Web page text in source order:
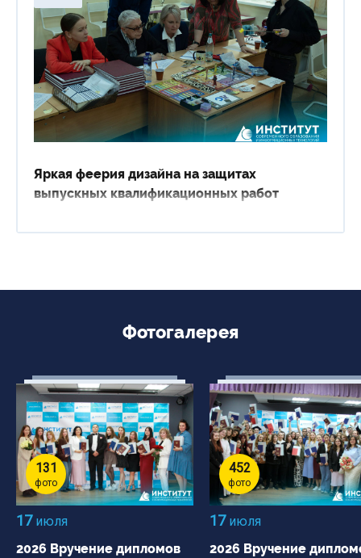
Яркая феерия дизайна на защитах
выпускных квалификационных работ
Фотогалерея
131
фото
17июля
2026 Вручение дипломов
452
фото
17июля
2026 Вручение